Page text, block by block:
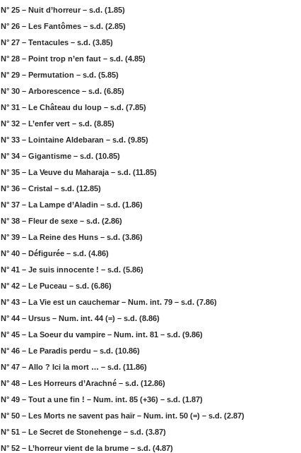
N° 25 – Nuit d’horreur – s.d. (1.85)
N° 26 – Les Fantômes – s.d. (2.85)
N° 27 – Tentacules – s.d. (3.85)
N° 28 – Point trop n’en faut – s.d. (4.85)
N° 29 – Permutation – s.d. (5.85)
N° 30 – Arborescence – s.d. (6.85)
N° 31 – Le Château du loup – s.d. (7.85)
N° 32 – L’enfer vert – s.d. (8.85)
N° 33 – Lointaine Aldebaran – s.d. (9.85)
N° 34 – Gigantisme – s.d. (10.85)
N° 35 – La Veuve du Maharaja – s.d. (11.85)
N° 36 – Cristal – s.d. (12.85)
N° 37 – La Lampe d’Aladin – s.d. (1.86)
N° 38 – Fleur de sexe – s.d. (2.86)
N° 39 – La Reine des Huns – s.d. (3.86)
N° 40 – Défigurée – s.d. (4.86)
N° 41 – Je suis innocente ! – s.d. (5.86)
N° 42 – Le Puceau – s.d. (6.86)
N° 43 – La Vie est un cauchemar – Num. int. 79 – s.d. (7.86)
N° 44 – Ursus – Num. int. 44 (=) – s.d. (8.86)
N° 45 – La Soeur du vampire – Num. int. 81 – s.d. (9.86)
N° 46 – Le Paradis perdu – s.d. (10.86)
N° 47 – Allo ? Ici la mort … – s.d. (11.86)
N° 48 – Les Horreurs d’Arachné – s.d. (12.86)
N° 49 – Tout a une fin ! – Num. int. 85 (+36) – s.d. (1.87)
N° 50 – Les Morts ne savent pas haïr – Num. int. 50 (=) – s.d. (2.87)
N° 51 – Le Secret de Stonehenge – s.d. (3.87)
N° 52 – L’horreur vient de la brume – s.d. (4.87)